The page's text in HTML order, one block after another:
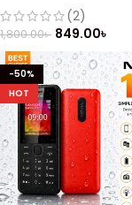
(2)
1,800.00৳ 849.00৳
-50%
HOT